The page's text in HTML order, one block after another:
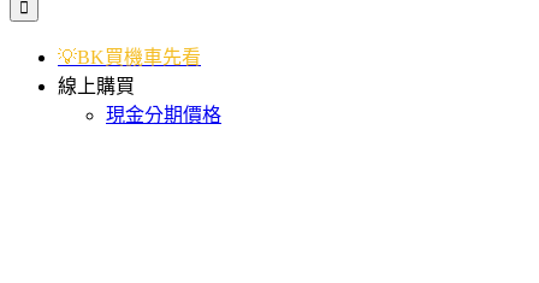
果：
索
💡BK買機車先看
線上購買
現金分期價格